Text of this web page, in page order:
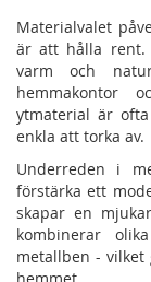
Materialvalet
är att hålla rent.
varm och
hemmakontor
ytmaterial är
enkla att torka av.
Underreden i
förstärka ett
skapar en
kombinerar
metallben -